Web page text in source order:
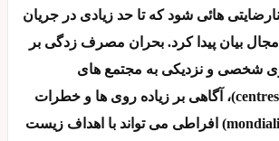
هائی شود که تا حد زیادی در جریان
بیان پیدا کرد. بحران مصرف زدگی بر
شخصی و نزدیکی به مجتمع های
خرید(centres commerciaux)، آگاهی بر زیاده روی ها و خطرات
جهانی گرائی (mondialisation) افراطی می تواند با اهداف زیست